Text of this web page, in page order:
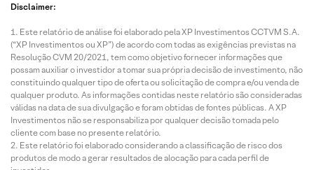
Disclaimer:
Este relatório de análise foi elaborado pela XP Investimentos CCTVM S.A.
(“XP Investimentos ou XP”) de acordo com todas as exigências previstas na
Resolução CVM 20/2021, tem como objetivo fornecer informações que
possam auxiliar o investidor a tomar sua própria decisão de investimento, não
constituindo qualquer tipo de oferta ou solicitação de compra e/ou venda de
qualquer produto. As informações contidas neste relatório são consideradas
válidas na data de sua divulgação e foram obtidas de fontes públicas. A XP
Investimentos não se responsabiliza por qualquer decisão tomada pelo
cliente com base no presente relatório.
Este relatório foi elaborado considerando a classificação de risco dos
produtos de modo a gerar resultados de alocação para cada perfil de